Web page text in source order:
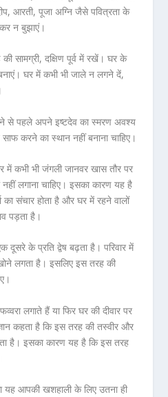
आरती, पूजा अग्नि जैसे पवित्रता के
न बुझाएं।
सामग्री, दक्षिण पूर्व में रखें। घर के
घर में कभी भी जाले न लगने दें,
से पहले अपने इष्टदेव का स्मरण अवश्य
करने का स्थान नहीं बनाना चाहिए।
में कभी भी जंगली जानवर खास तौर पर
लगाना चाहिए। इसका कारण यह है
का संचार होता है और घर में रहने वालों
पड़ता है।
के प्रति द्वेष बढ़ता है। परिवार में
लगता है। इसलिए इस तरह की
लगाते हैं या फिर घर की दीवार पर
कहता है कि इस तरह की तस्वीर और
है। इसका कारण यह है कि इस तरह
यह आपकी खशहाली के लिए उतना ही